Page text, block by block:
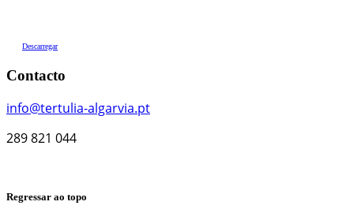
Descarregar
Contacto
info@tertulia-algarvia.pt
289 821 044
Regressar ao topo